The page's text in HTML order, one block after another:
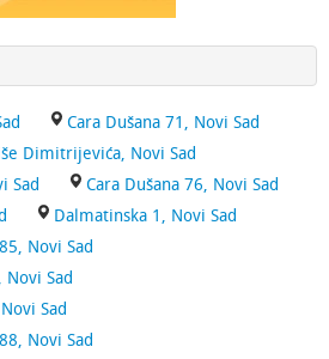
Cara Dušana 71, Novi Sad
Dimitrijevića, Novi Sad
Sad
Cara Dušana 76, Novi Sad
Dalmatinska 1, Novi Sad
Novi Sad
Sad
Sad
Novi Sad